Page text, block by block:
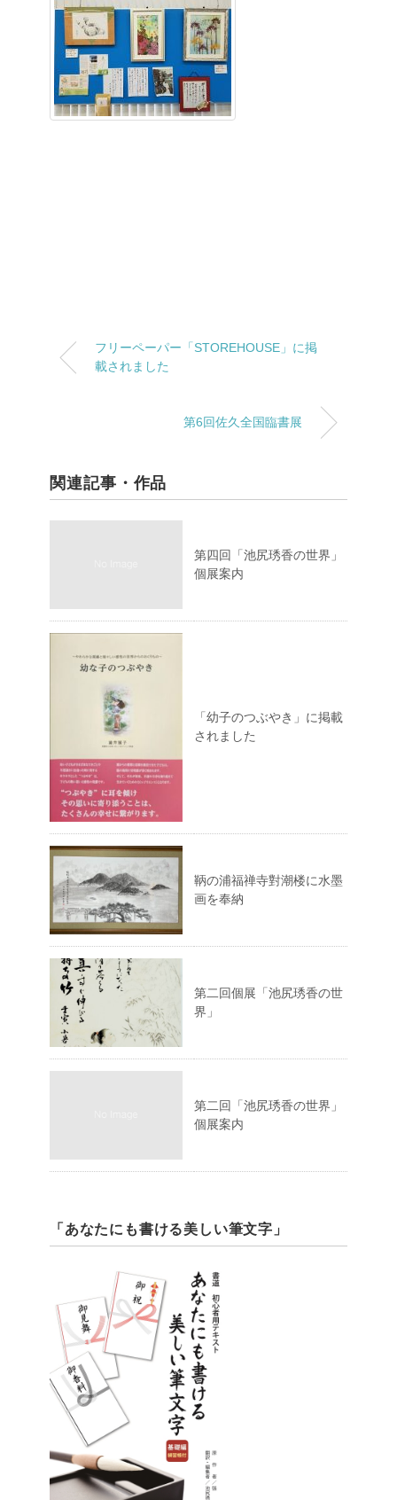
フリーペーパー「STOREHOUSE」に掲
載されました
第6回佐久全国臨書展
関連記事・作品
第四回「池尻琇香の世界」
個展案内
「幼子のつぶやき」に掲載
されました
鞆の浦福禅寺對潮楼に水墨
画を奉納
第二回個展「池尻琇香の世
界」
第二回「池尻琇香の世界」
個展案内
「あなたにも書ける美しい筆文字」